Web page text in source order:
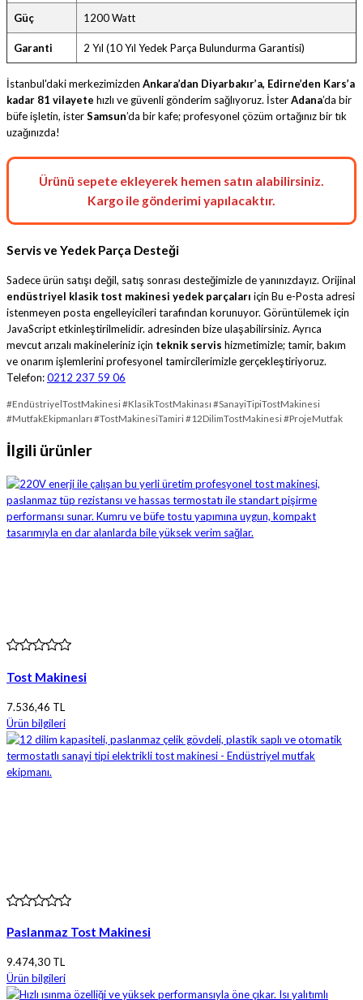
Güç 1200 Watt
Garanti 2 Yıl (10 Yıl Yedek Parça Bulundurma Garantisi)
İstanbul'daki merkezimizden Ankara’dan Diyarbakır’a, Edirne’den Kars’a
kadar 81 vilayete hızlı ve güvenli gönderim sağlıyoruz. İsterAdana’da bir
büfe işletin, isterSamsun’da bir kafe; profesyonel çözüm ortağınız bir tık
uzağınızda!
Ürünü sepete ekleyerek hemen satın alabilirsiniz.
Kargo ile gönderimi yapılacaktır.
Servis ve Yedek Parça Desteği
Sadece ürün satışı değil, satış sonrası desteğimizle de yanınızdayız. Orijinal
endüstriyel klasik tost makinesi yedek parçaları için Bu e-Posta adresi
istenmeyen posta engelleyicileri tarafından korunuyor. Görüntülemek için
JavaScript etkinleştirilmelidir. adresinden bize ulaşabilirsiniz. Ayrıca
mevcut arızalı makineleriniz için teknik servis hizmetimizle; tamir, bakım
ve onarım işlemlerini profesyonel tamircilerimizle gerçekleştiriyoruz.
Telefon:0212 237 59 06
#EndüstriyelTostMakinesi #KlasikTostMakinası #SanayiTipiTostMakinesi
#MutfakEkipmanları #TostMakinesiTamiri #12DilimTostMakinesi #ProjeMutfak
İlgili ürünler
Tost Makinesi
7.536,46 TL
Ürün bilgileri
Paslanmaz Tost Makinesi
9.474,30 TL
Ürün bilgileri